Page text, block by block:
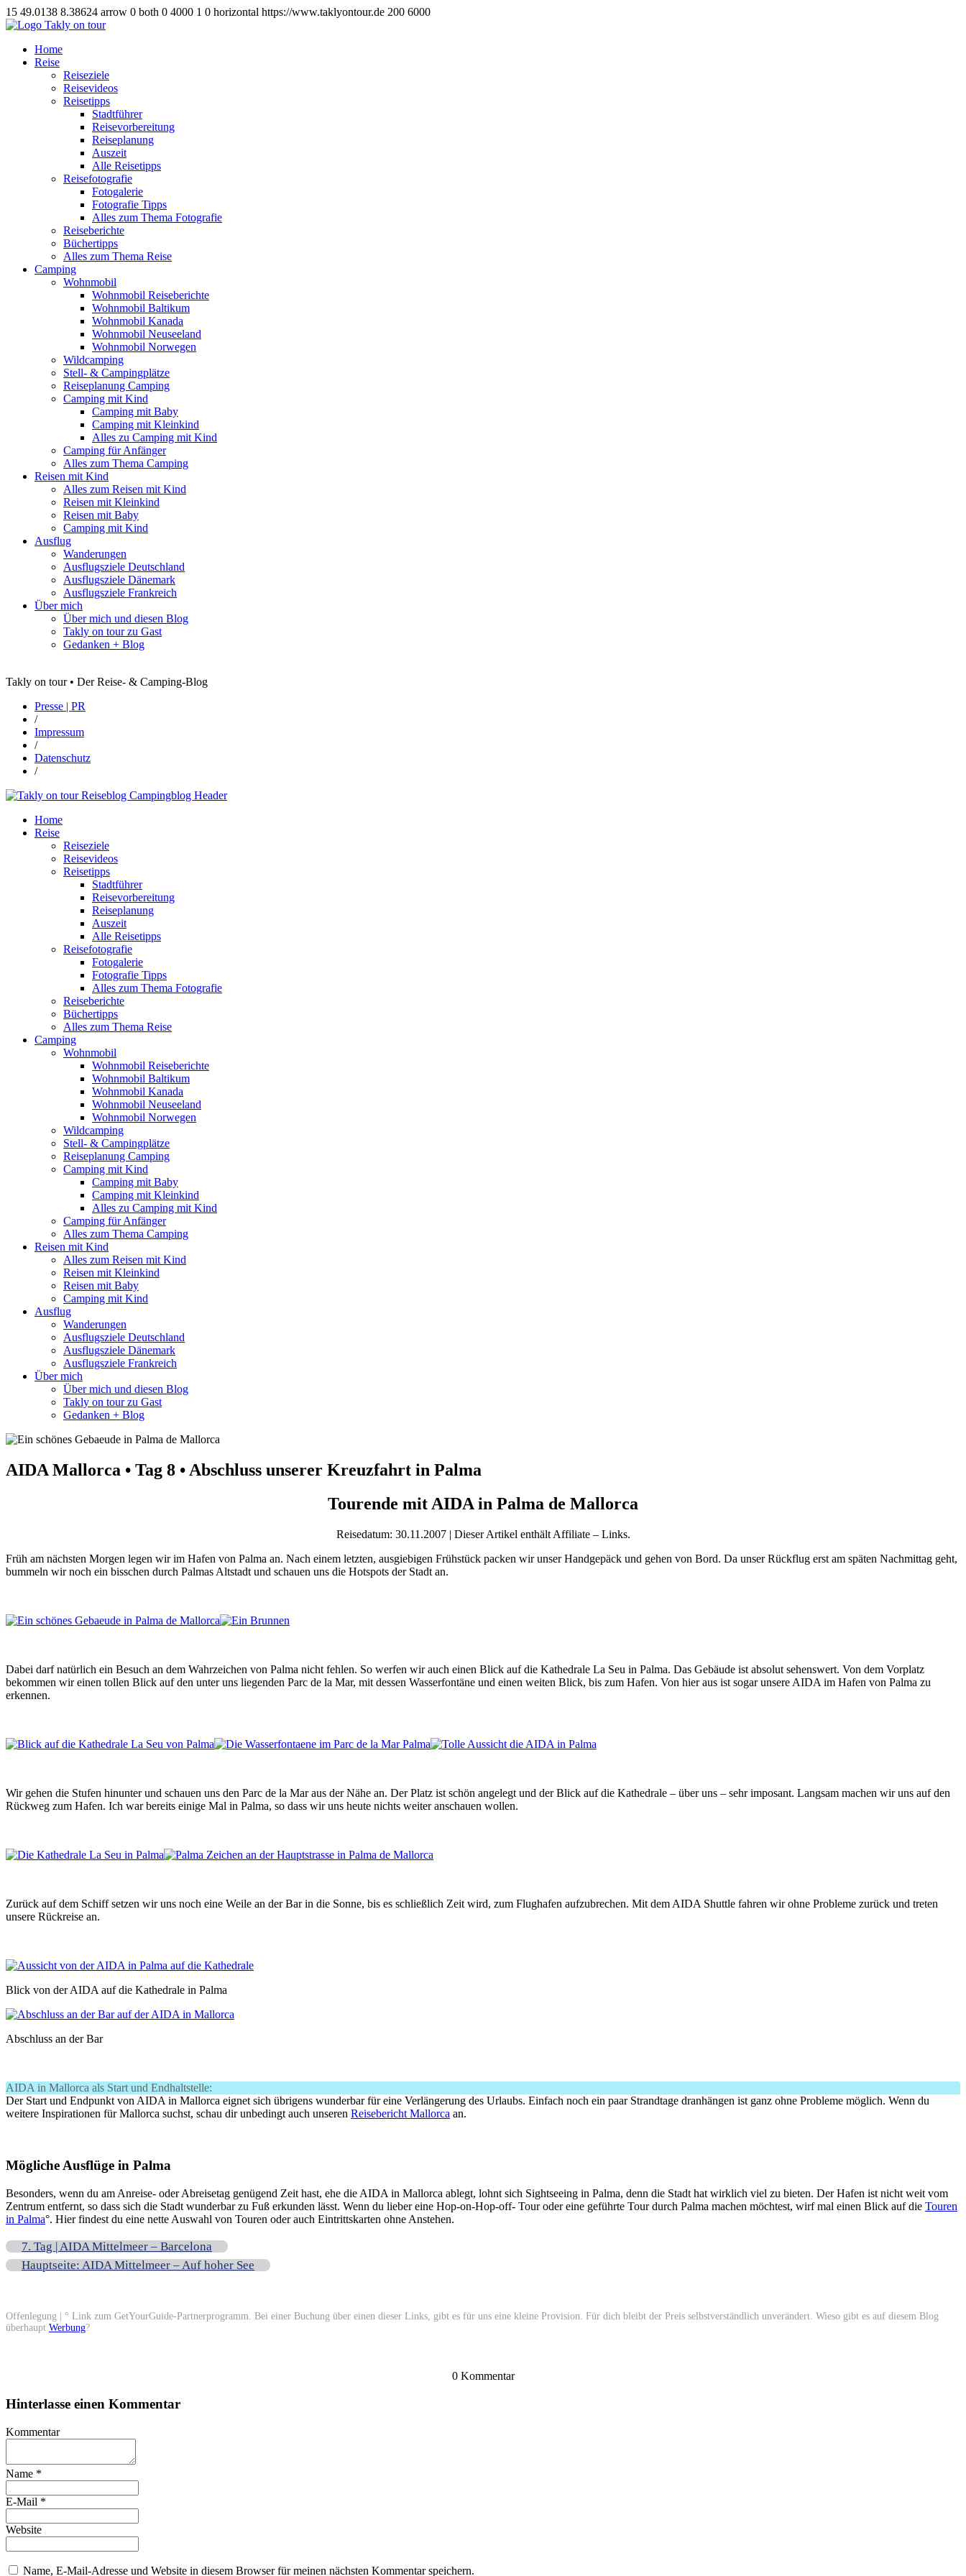
15 49.0138 8.38624 arrow 0 both 0 4000 1 0 horizontal https://www.taklyontour.de 200 6000
Home
Reise
Reiseziele
Reisevideos
Reisetipps
Stadtführer
Reisevorbereitung
Reiseplanung
Auszeit
Alle Reisetipps
Reisefotografie
Fotogalerie
Fotografie Tipps
Alles zum Thema Fotografie
Reiseberichte
Büchertipps
Alles zum Thema Reise
Camping
Wohnmobil
Wohnmobil Reiseberichte
Wohnmobil Baltikum
Wohnmobil Kanada
Wohnmobil Neuseeland
Wohnmobil Norwegen
Wildcamping
Stell- & Campingplätze
Reiseplanung Camping
Camping mit Kind
Camping mit Baby
Camping mit Kleinkind
Alles zu Camping mit Kind
Camping für Anfänger
Alles zum Thema Camping
Reisen mit Kind
Alles zum Reisen mit Kind
Reisen mit Kleinkind
Reisen mit Baby
Camping mit Kind
Ausflug
Wanderungen
Ausflugsziele Deutschland
Ausflugsziele Dänemark
Ausflugsziele Frankreich
Über mich
Über mich und diesen Blog
Takly on tour zu Gast
Gedanken + Blog
Takly on tour • Der Reise- & Camping-Blog
Presse | PR
/
Impressum
/
Datenschutz
/
Home
Reise
Reiseziele
Reisevideos
Reisetipps
Stadtführer
Reisevorbereitung
Reiseplanung
Auszeit
Alle Reisetipps
Reisefotografie
Fotogalerie
Fotografie Tipps
Alles zum Thema Fotografie
Reiseberichte
Büchertipps
Alles zum Thema Reise
Camping
Wohnmobil
Wohnmobil Reiseberichte
Wohnmobil Baltikum
Wohnmobil Kanada
Wohnmobil Neuseeland
Wohnmobil Norwegen
Wildcamping
Stell- & Campingplätze
Reiseplanung Camping
Camping mit Kind
Camping mit Baby
Camping mit Kleinkind
Alles zu Camping mit Kind
Camping für Anfänger
Alles zum Thema Camping
Reisen mit Kind
Alles zum Reisen mit Kind
Reisen mit Kleinkind
Reisen mit Baby
Camping mit Kind
Ausflug
Wanderungen
Ausflugsziele Deutschland
Ausflugsziele Dänemark
Ausflugsziele Frankreich
Über mich
Über mich und diesen Blog
Takly on tour zu Gast
Gedanken + Blog
AIDA Mallorca • Tag 8 • Abschluss unserer Kreuzfahrt in Palma
Tourende mit AIDA in Palma de Mallorca
Reisedatum: 30.11.2007 | Dieser Artikel enthält Affiliate – Links.
Früh am nächsten Morgen legen wir im Hafen von Palma an. Nach einem letzten, ausgiebigen Frühstück packen wir unser Handgepäck und gehen von Bord. Da unser Rückflug erst am späten Nachmittag geht,
bummeln wir noch ein bisschen durch Palmas Altstadt und schauen uns die Hotspots der Stadt an.
Dabei darf natürlich ein Besuch an dem Wahrzeichen von Palma nicht fehlen. So werfen wir auch einen Blick auf die Kathedrale La Seu in Palma. Das Gebäude ist absolut sehenswert. Von dem Vorplatz
bekommen wir einen tollen Blick auf den unter uns liegenden Parc de la Mar, mit dessen Wasserfontäne und einen weiten Blick, bis zum Hafen. Von hier aus ist sogar unsere AIDA im Hafen von Palma zu
erkennen.
Wir gehen die Stufen hinunter und schauen uns den Parc de la Mar aus der Nähe an. Der Platz ist schön angelegt und der Blick auf die Kathedrale – über uns – sehr imposant. Langsam machen wir uns auf den
Rückweg zum Hafen. Ich war bereits einige Mal in Palma, so dass wir uns heute nichts weiter anschauen wollen.
Zurück auf dem Schiff setzen wir uns noch eine Weile an der Bar in die Sonne, bis es schließlich Zeit wird, zum Flughafen aufzubrechen. Mit dem AIDA Shuttle fahren wir ohne Probleme zurück und treten
unsere Rückreise an.
Blick von der AIDA auf die Kathedrale in Palma
Abschluss an der Bar
AIDA in Mallorca als Start und Endhaltstelle:
Der Start und Endpunkt von AIDA in Mallorca eignet sich übrigens wunderbar für eine Verlängerung des Urlaubs. Einfach noch ein paar Strandtage dranhängen ist ganz ohne Probleme möglich. Wenn du
weitere Inspirationen für Mallorca suchst, schau dir unbedingt auch unseren Reisebericht Mallorca an.
Mögliche Ausflüge in Palma
Besonders, wenn du am Anreise- oder Abreisetag genügend Zeit hast, ehe die AIDA in Mallorca ablegt, lohnt sich Sightseeing in Palma, denn die Stadt hat wirklich viel zu bieten. Der Hafen ist nicht weit vom
Zentrum entfernt, so dass sich die Stadt wunderbar zu Fuß erkunden lässt. Wenn du lieber eine Hop-on-Hop-off- Tour oder eine geführte Tour durch Palma machen möchtest, wirf mal einen Blick auf die Touren
in Palma°. Hier findest du eine nette Auswahl von Touren oder auch Eintrittskarten ohne Anstehen.
7. Tag | AIDA Mittelmeer – Barcelona
Hauptseite: AIDA Mittelmeer – Auf hoher See
Offenlegung | ° Link zum GetYourGuide-Partnerprogramm. Bei einer Buchung über einen dieser Links, gibt es für uns eine kleine Provision. Für dich bleibt der Preis selbstverständlich unverändert. Wieso gibt es auf diesem Blog
überhaupt Werbung?
0 Kommentar
Hinterlasse einen Kommentar
Kommentar
Name *
E-Mail *
Website
Name, E-Mail-Adresse und Website in diesem Browser für meinen nächsten Kommentar speichern.